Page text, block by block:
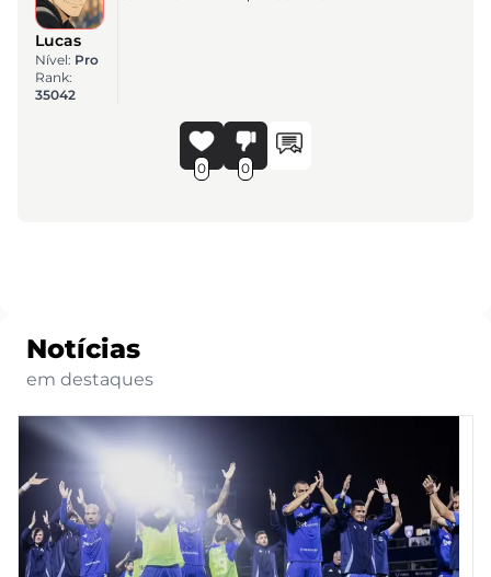
Lucas
Nível: Pro
Rank:
35042
0 0
Notícias
em destaques